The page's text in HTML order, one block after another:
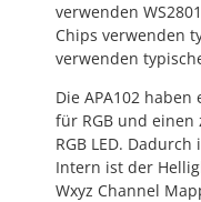
verwenden
Chips verwenden
verwenden
Die APA102
für RGB und
RGB LED.
Intern ist der
Wxyz Channel